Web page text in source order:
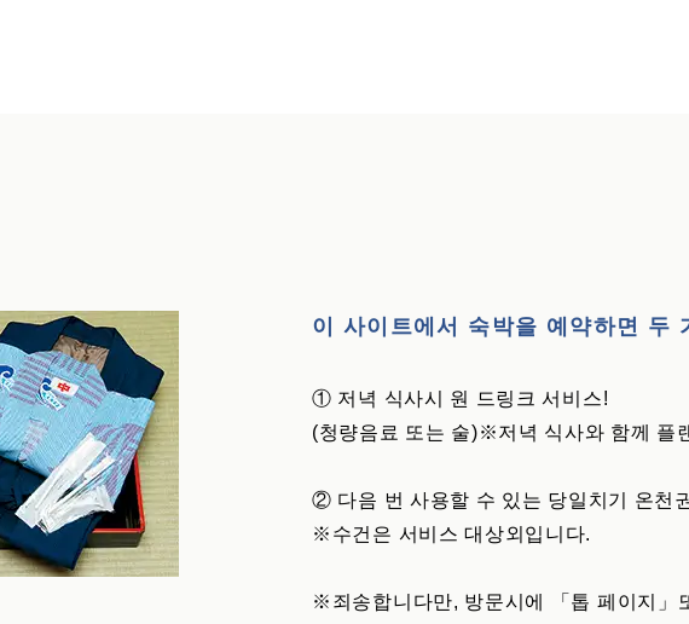
이 사이트에서 숙박을 예약하면 두
① 저녁 식사시 원 드링크 서비스!
(청량음료 또는 술)※저녁 식사와 함께 플
② 다음 번 사용할 수 있는 당일치기 온천
※수건은 서비스 대상외입니다.
※죄송합니다만, 방문시에 「톱 페이지」